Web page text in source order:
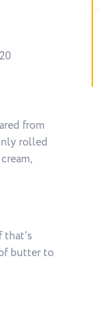
from
rolled
that’s
butter to